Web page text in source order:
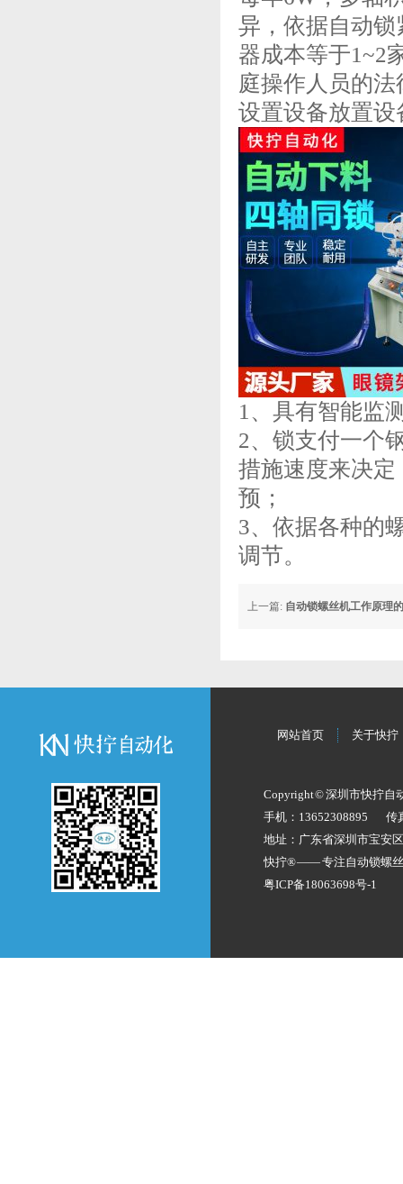
异，依据自动
器成本等于1~2
庭操作人员的
设置设备放置
1、具有智能监
2、锁支付一个
措施速度来决
预；
3、依据各种的
调节。
上一篇: 自动锁螺丝机工作原理
网站首页 关于快拧
Copyright © 深圳市快拧自
手机：13652308895
传
地址：广东省深圳市宝安
快拧® —— 专注自动锁螺
粤ICP备18063698号-1